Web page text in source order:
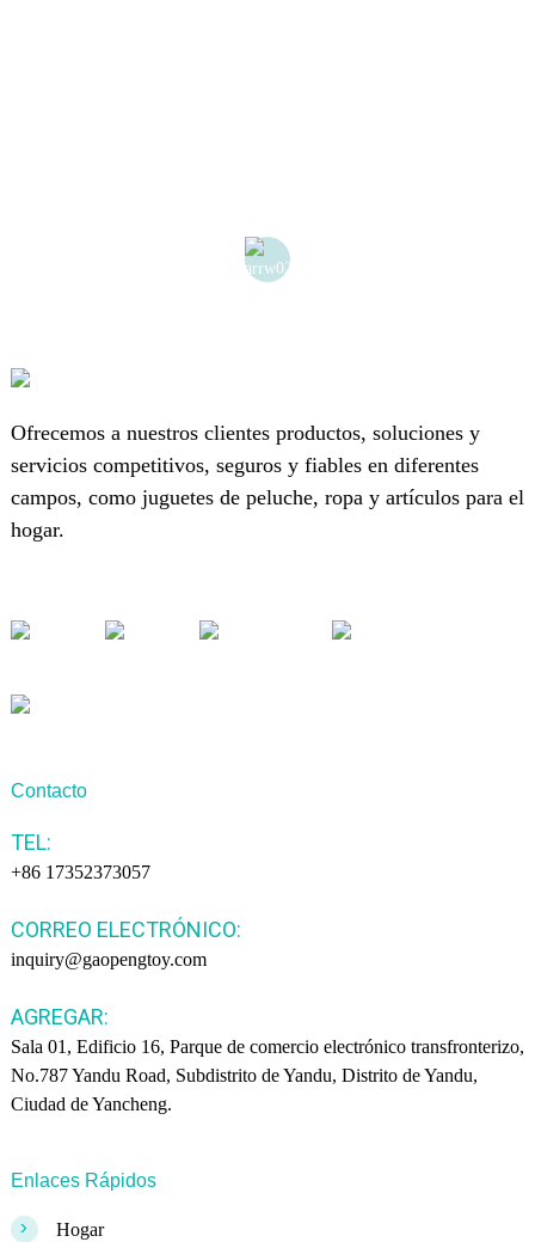
Ofrecemos a nuestros clientes productos, soluciones y
servicios competitivos, seguros y fiables en diferentes
campos, como juguetes de peluche, ropa y artículos para el
hogar.
Contacto
TEL:
+86 17352373057
CORREO ELECTRÓNICO:
inquiry@gaopengtoy.com
AGREGAR:
Sala 01, Edificio 16, Parque de comercio electrónico transfronterizo,
No.787 Yandu Road, Subdistrito de Yandu, Distrito de Yandu,
Ciudad de Yancheng.
Enlaces Rápidos
> Hogar